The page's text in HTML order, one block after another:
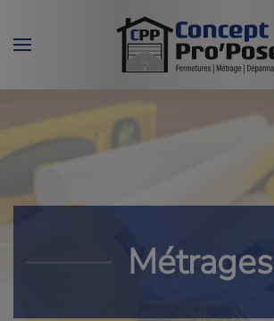
Skip to main content
Métrages